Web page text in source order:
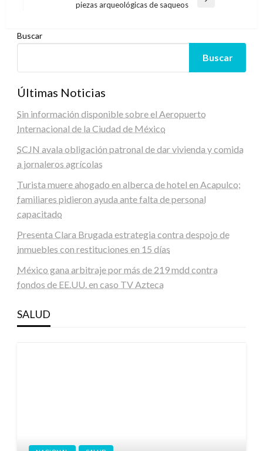
piezas arqueológicas de saqueos
Buscar
Buscar
Últimas Noticias
Sin información disponible sobre el Aeropuerto
Internacional de la Ciudad de México
SCJN avala obligación patronal de dar vivienda y comida
a jornaleros agrícolas
Turista muere ahogado en alberca de hotel en Acapulco;
familiares pidieron ayuda ante falta de personal
capacitado
Presenta Clara Brugada estrategia contra despojo de
inmuebles con restituciones en 15 días
México gana arbitraje por más de 219 mdd contra
fondos de EE.UU. en caso TV Azteca
SALUD